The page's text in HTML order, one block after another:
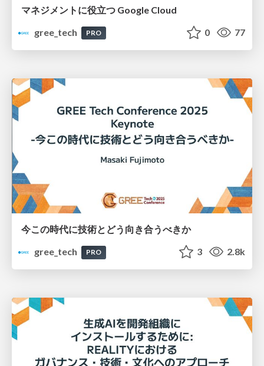
マネジメントに役立つ Google Cloud
gree_tech
PRO 0 77
今この時代に技術とどう向き合うべきか
gree_tech
PRO 3 2.8k